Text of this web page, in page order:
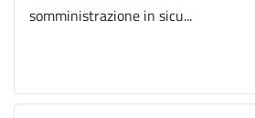
somministrazione in sicu...